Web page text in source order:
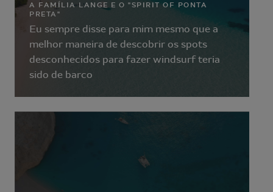
A FAMÍLIA LANGE E O "SPIRIT OF PONTA
PRETA"
Eu sempre disse para mim mesmo que a
melhor maneira de descobrir os spots
desconhecidos para fazer windsurf teria
sido de barco